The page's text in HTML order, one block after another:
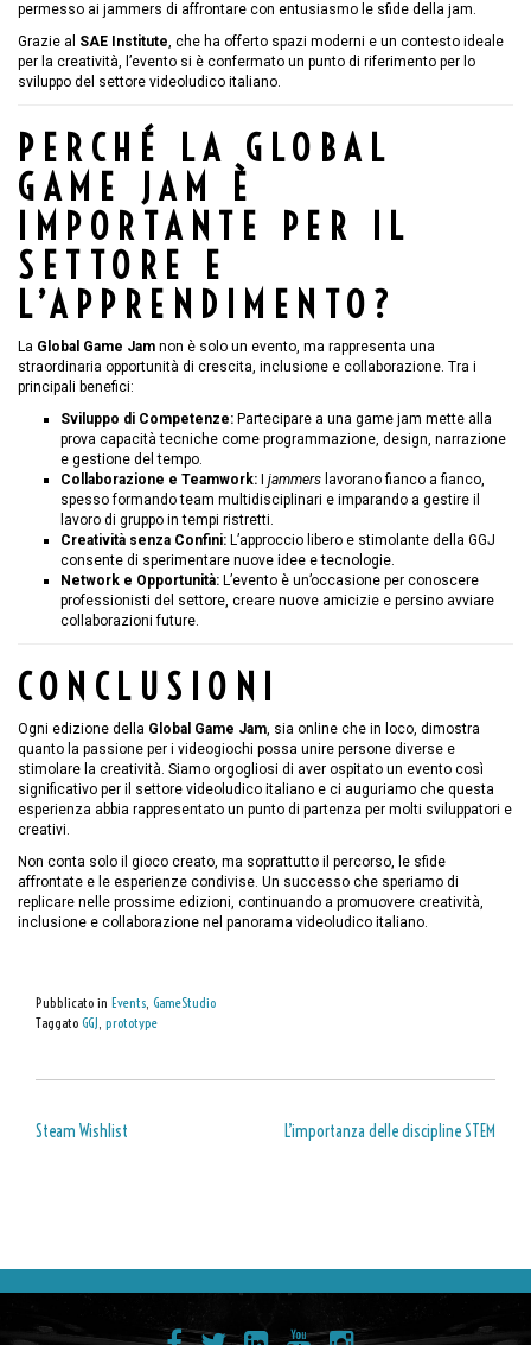
permesso ai jammers di affrontare con entusiasmo le sfide della jam.
Grazie al SAE Institute, che ha offerto spazi moderni e un contesto ideale
per la creatività, l’evento si è confermato un punto di riferimento per lo
sviluppo del settore videoludico italiano.
PERCHÉ LA GLOBAL
GAME JAM È
IMPORTANTE PER IL
SETTORE E
L’APPRENDIMENTO?
La Global Game Jam non è solo un evento, ma rappresenta una
straordinaria opportunità di crescita, inclusione e collaborazione. Tra i
principali benefici:
Sviluppo di Competenze: Partecipare a una game jam mette alla
prova capacità tecniche come programmazione, design, narrazione
e gestione del tempo.
Collaborazione e Teamwork:
jammers lavorano fianco a fianco,
spesso formando team multidisciplinari e imparando a gestire il
lavoro di gruppo in tempi ristretti.
Creatività senza Confini: L’approccio libero e stimolante della GGJ
consente di sperimentare nuove idee e tecnologie.
Network e Opportunità: L’evento è un’occasione per conoscere
professionisti del settore, creare nuove amicizie e persino avviare
collaborazioni future.
CONCLUSIONI
Ogni edizione della Global Game Jam, sia online che in loco, dimostra
quanto la passione per i videogiochi possa unire persone diverse e
stimolare la creatività. Siamo orgogliosi di aver ospitato un evento così
significativo per il settore videoludico italiano e ci auguriamo che questa
esperienza abbia rappresentato un punto di partenza per molti sviluppatori e
creativi.
Non conta solo il gioco creato, ma soprattutto il percorso, le sfide
affrontate e le esperienze condivise. Un successo che speriamo di
replicare nelle prossime edizioni, continuando a promuovere creatività,
inclusione e collaborazione nel panorama videoludico italiano.
Pubblicato in Events, GameStudio
Taggato GGJ, prototype
Steam Wishlist L’importanza delle discipline STEM